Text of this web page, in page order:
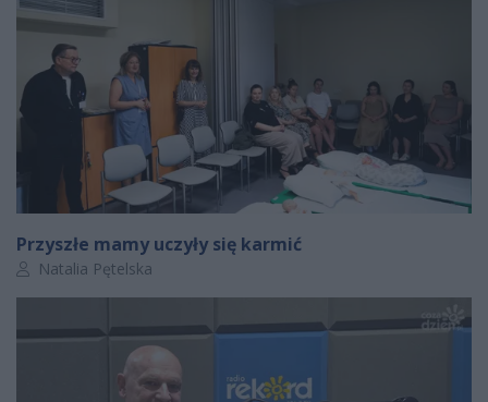
Przyszłe mamy uczyły się karmić
Autor artykułu:
Natalia Pętelska